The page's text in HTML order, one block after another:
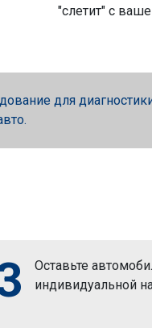
"слетит" с
для
Оставьте
индивидуальной